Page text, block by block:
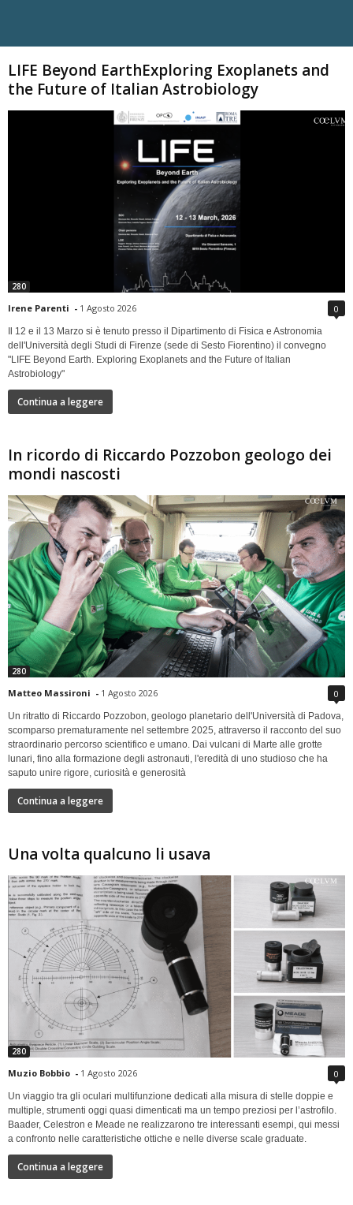
LIFE Beyond EarthExploring Exoplanets and
the Future of Italian Astrobiology
280
Irene Parenti - 1 Agosto 2026 0
Il 12 e il 13 Marzo si è tenuto presso il Dipartimento di Fisica e Astronomia
dell'Università degli Studi di Firenze (sede di Sesto Fiorentino) il convegno
"LIFE Beyond Earth. Exploring Exoplanets and the Future of Italian
Astrobiology"
Continua a leggere
In ricordo di Riccardo Pozzobon geologo dei
mondi nascosti
280
Matteo Massironi - 1 Agosto 2026 0
Un ritratto di Riccardo Pozzobon, geologo planetario dell'Università di Padova,
scomparso prematuramente nel settembre 2025, attraverso il racconto del suo
straordinario percorso scientifico e umano. Dai vulcani di Marte alle grotte
lunari, fino alla formazione degli astronauti, l'eredità di uno studioso che ha
saputo unire rigore, curiosità e generosità
Continua a leggere
Una volta qualcuno li usava
280
Muzio Bobbio - 1 Agosto 2026 0
Un viaggio tra gli oculari multifunzione dedicati alla misura di stelle doppie e
multiple, strumenti oggi quasi dimenticati ma un tempo preziosi per l’astrofilo.
Baader, Celestron e Meade ne realizzarono tre interessanti esempi, qui messi
a confronto nelle caratteristiche ottiche e nelle diverse scale graduate.
Continua a leggere